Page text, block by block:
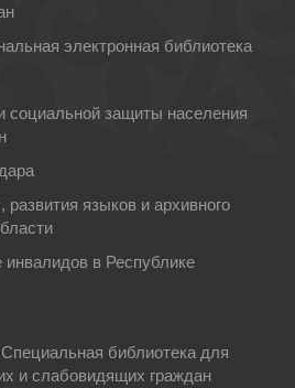
электронная библиотека
социальной защиты населения
языков и архивного
в Республике
библиотека для
и слабовидящих граждан